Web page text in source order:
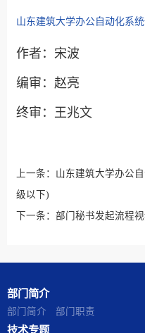
山东建筑大学办公自动化系
作者：宋波
编审：赵亮
终审：王兆文
上一条： 山东建筑大学办公
级以下)
下一条： 部门秘书发起流程
部门简介
部门简介 部门职责
技术专题